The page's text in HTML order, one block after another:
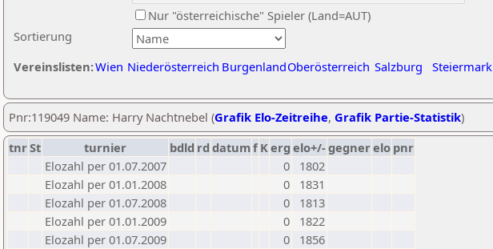
Sortierung
Nur "österreichische" Spieler (Land=AUT)
Vereinslisten:Wien Niederösterreich BurgenlandOberösterreich Salzburg Steiermark
Pnr:119049 Name: Harry Nachtnebel (Grafik Elo-Zeitreihe, Grafik Partie-Statistik)
tnrSt turnier bdld rd datumf Kerg elo+/-gegnerelo pnr
Elozahl per 01.07.2007
0
1802
Elozahl per 01.01.2008
0
1831
Elozahl per 01.07.2008
0
1813
Elozahl per 01.01.2009
0
1822
Elozahl per 01.07.2009
0
1856